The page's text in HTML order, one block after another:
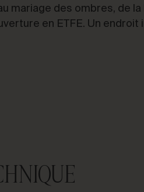
mariage des ombres, de
en ETFE. Un